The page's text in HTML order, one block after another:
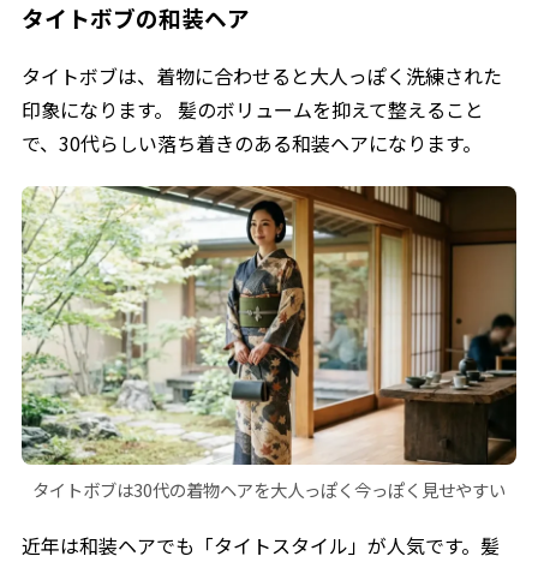
タイトボブの和装ヘア
タイトボブは、着物に合わせると大人っぽく洗練された
印象になります。 髪のボリュームを抑えて整えること
で、30代らしい落ち着きのある和装ヘアになります。
タイトボブは30代の着物ヘアを大人っぽく今っぽく見せやすい
近年は和装ヘアでも「タイトスタイル」が人気です。髪